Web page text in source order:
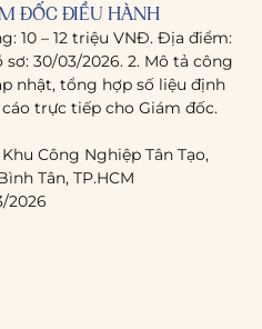
ĐỐC ĐIỀU HÀNH
10 – 12 triệu VNĐ. Địa điểm:
30/03/2026. 2. Mô tả công
nhật, tổng hợp số liệu định
trực tiếp cho Giám đốc.
Công Nghiệp Tân Tạo,
Tân, TP.HCM
2026